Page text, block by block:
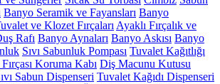
Banyo Seramik ve Fayansları Banyo
ve Klozet Fırçaları Ayaklı Fırçalık ve
Rafı Banyo Aynaları Banyo Askısı Banyo
Sıvı Sabunluk Pompası Tuvalet Kağıtlığı
Koruma Kabı Diş Macunu Kutusu
Sabun Dispenseri Tuvalet Kağıdı Dispenseri